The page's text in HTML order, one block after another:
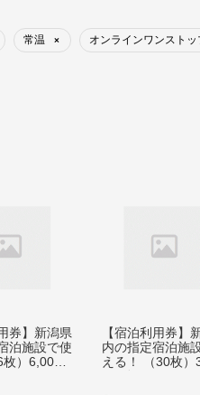
常温 × オンラインワンスト
券】新潟県
泊施設で使
枚）6,000
【宿泊利用券】
内の指定宿泊施
える！ （30枚）